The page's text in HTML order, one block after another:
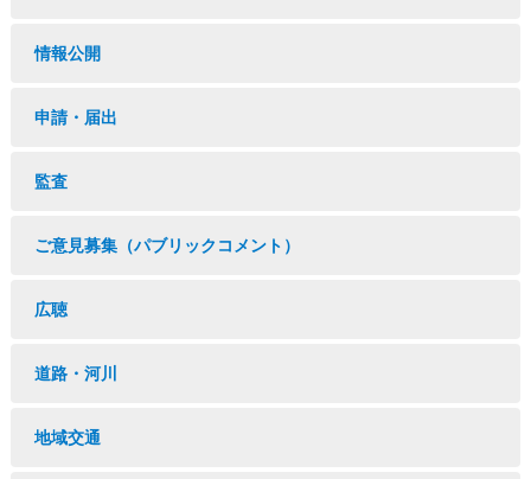
情報公開
申請・届出
監査
ご意見募集（パブリックコメント）
広聴
道路・河川
地域交通